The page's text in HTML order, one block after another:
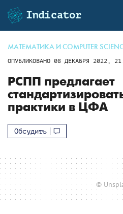
МАТЕМАТИКА И COMPUTER
ОПУБЛИКОВАНО 08 ДЕКАБРЯ 2022,
РСПП предлагает
практики в ЦФА
Обсудить
©